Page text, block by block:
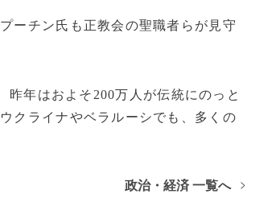
ーチン氏も正教会の聖職者らが見守
年はおよそ200万人が伝統にのっと
クライナやベラルーシでも、多くの
政治・経済 一覧へ >